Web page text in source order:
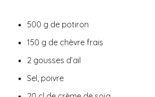
500 g de potiron
150 g de chèvre frais
2 gousses d’ail
Sel, poivre